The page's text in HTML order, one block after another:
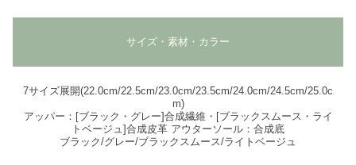
サイズ・素材・カラー
7サイズ展開(22.0cm/22.5cm/23.0cm/23.5cm/24.0cm/24.5cm/25.0c
m)
アッパー：[ブラック・グレー]合成繊維・[ブラックスムース・ライ
トベージュ]合成皮革 アウターソール：合成底
ブラック/グレー/ブラックスムース/ライトベージュ